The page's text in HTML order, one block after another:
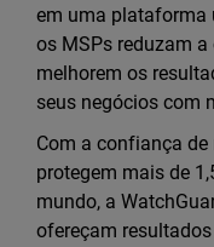
em uma plataforma
os MSPs reduzam
melhorem os
seus negócios com
Com a confiança
protegem mais de
mundo, a
ofereçam